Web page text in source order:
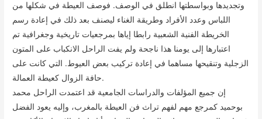
وتجديدها وبواسطتها انطلق في الوصف. فوصف العيطة في شكلها من
اللباس وعدد الأفراد وطريقة الغناء ليصنف بعد ذلك في إعادة رسم
الخريطة الفنية الشعبية رابطا إياها بمرجعيات تاريخية وجغرافية تم
اعتبارها إلى يومنا هذا ناجحة ولم يفت الراحل الانكباب على المتون
الزجلية وتنقيحها مساهما في إعادة تركيب بعض العيوط. التي كانت على
حافة الزوال كعيطة العمالة.
إن جميع المؤلفات والدراسات الجامعية قد اعتمدت الراحل محمد
بوحميد كمرجع مهم لفهم تراث فن العيطة بالمغرب، وإليه يعود الفضل